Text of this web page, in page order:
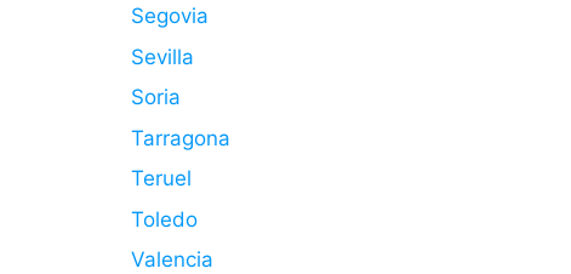
Segovia
Sevilla
Soria
Tarragona
Teruel
Toledo
Valencia